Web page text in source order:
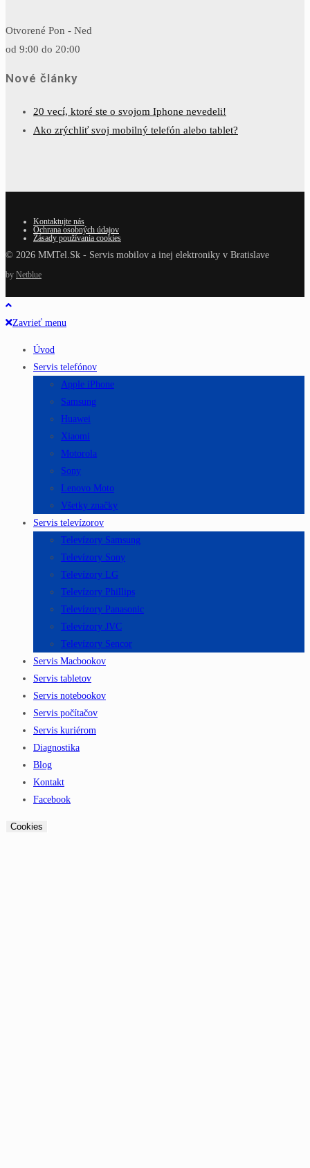
Otvorené Pon - Ned
od 9:00 do 20:00
Nové články
20 vecí, ktoré ste o svojom Iphone nevedeli!
Ako zrýchliť svoj mobilný telefón alebo tablet?
Kontaktujte nás
Ochrana osobných údajov
Zásady používania cookies
© 2026 MMTel.Sk - Servis mobilov a inej elektroniky v Bratislave
by Netblue
Zavrieť menu
Úvod
Servis telefónov
Apple iPhone
Samsung
Huawei
Xiaomi
Motorola
Sony
Lenovo Moto
Všetky značky
Servis televízorov
Televízory Samsung
Televízory Sony
Televízory LG
Televízory Phillips
Televízory Panasonic
Televízory JVC
Televízory Sencor
Servis Macbookov
Servis tabletov
Servis notebookov
Servis počítačov
Servis kuriérom
Diagnostika
Blog
Kontakt
Facebook
Cookies